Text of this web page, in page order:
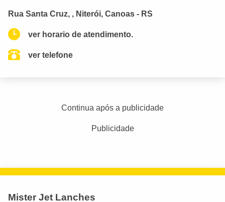
Rua Santa Cruz, , Niterói, Canoas - RS
ver horario de atendimento.
ver telefone
Continua após a publicidade
Publicidade
Mister Jet Lanches